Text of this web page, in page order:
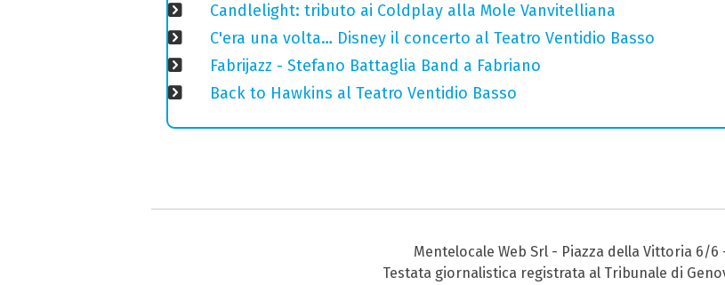
Candlelight: tributo ai Coldplay alla Mole Vanvitelliana
C'era una volta… Disney il concerto al Teatro Ventidio Basso
Fabrijazz - Stefano Battaglia Band a Fabriano
Back to Hawkins al Teatro Ventidio Basso
Mentelocale Web Srl - Piazza della Vittoria 6/6
Testata giornalistica registrata al Tribunale di